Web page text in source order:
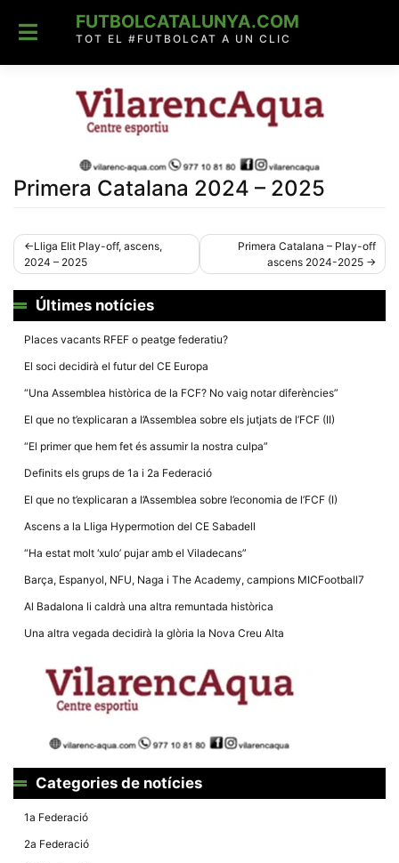
content
FUTBOLCATALUNYA.COM
TOT EL #FUTBOLCAT A UN CLIC
Primera Catalana 2024 – 2025
Navegació
d'entrades
Lliga Elit Play-off, ascens,
2024 – 2025
Primera Catalana – Play-off
ascens 2024-2025
Últimes notícies
Places vacants RFEF o peatge federatiu?
El soci decidirà el futur del CE Europa
“Una Assemblea històrica de la FCF? No vaig notar diferències”
El que no t’explicaran a l’Assemblea sobre els jutjats de l’FCF (II)
“El primer que hem fet és assumir la nostra culpa”
Definits els grups de 1a i 2a Federació
El que no t’explicaran a l’Assemblea sobre l’economia de l’FCF (I)
Ascens a la Lliga Hypermotion del CE Sabadell
“Ha estat molt ‘xulo’ pujar amb el Viladecans”
Barça, Espanyol, NFU, Naga i The Academy, campions MICFootball7
Al Badalona li caldrà una altra remuntada històrica
Una altra vegada decidirà la glòria la Nova Creu Alta
Categories de notícies
1a Federació
2a Federació
Necessàries
cookies no
opcionals,
necessàries
per al
funcionament
web.
Estadístiques
Recopilem
estadístiques
de manera
la funcionalitat